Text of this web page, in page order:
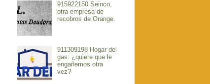
915922150 Seinco,
otra empresa de
recobros de Orange.
911309198 Hogar del
gas: ¿quiere que le
engañemos otra
vez?